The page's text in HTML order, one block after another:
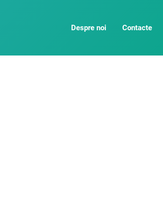
Despre noi Contacte